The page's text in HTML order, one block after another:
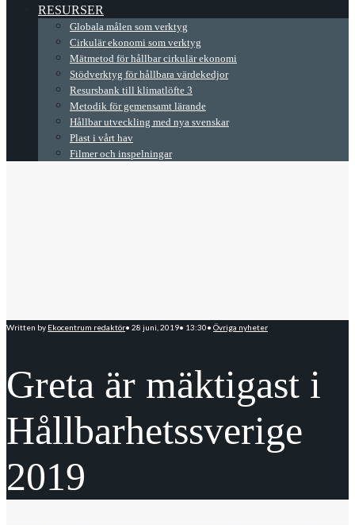
RESURSER
Globala målen som verktyg
Cirkulär ekonomi som verktyg
Mätmetod för hållbar cirkulär ekonomi
Stödverktyg för hållbara värdekedjor
Resursbank till klimatlöfte 3
Metodik för gemensamt lärande
Hållbar utveckling med nya svenskar
Plast i vårt hav
Filmer och inspelningar
Written by Ekocentrum redaktör• 28 juni, 2019• 13:30• Övriga nyheter
Greta är mäktigast i
Hållbarhetssverige
2019